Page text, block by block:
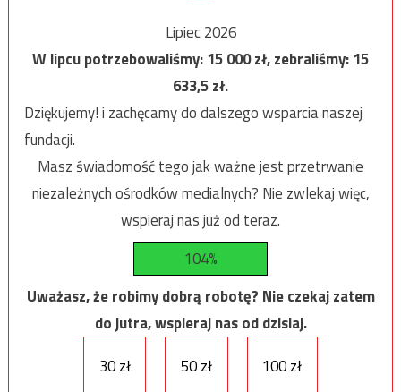
Lipiec 2026
W lipcu potrzebowaliśmy:15 000zł, zebraliśmy:15
633,5zł.
Dziękujemy! i zachęcamy do dalszego wsparcia naszej
fundacji.
Masz świadomość tego jak ważne jest przetrwanie
niezależnych ośrodków medialnych? Nie zwlekaj więc,
wspieraj nas już od teraz.
104%
Uważasz, że robimy dobrą robotę? Nie czekaj zatem
do jutra, wspieraj nas od dzisiaj.
30 zł
50 zł 100 zł